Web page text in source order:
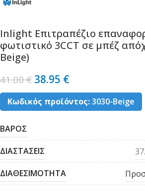
Inlight Επιτραπέζιο
φωτιστικό 3CCT σε μπέζ
Beige)
41.00€ 38.95 €
Κωδικός προϊόντος:3030-Beige
ΒΑΡΟΣ
ΔΙΑΣΤΑΣΕΙΣ
ΔΙΑΘΕΣΙΜΟΤΗΤΑ